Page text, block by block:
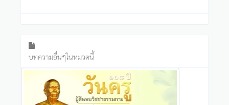
บทความอื่นๆในหมวดนี้